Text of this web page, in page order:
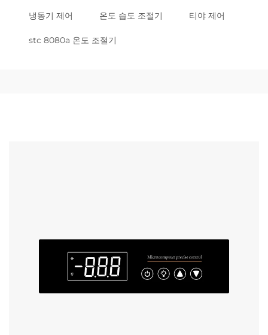
냉동기 제어 온도 습도 조절기 티야 제어
stc 8080a 온도 조절기